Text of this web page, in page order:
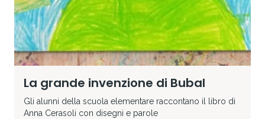
La grande invenzione di Bubal
Gli alunni della scuola elementare raccontano il libro di
Anna Cerasoli con disegni e parole